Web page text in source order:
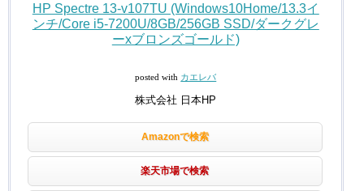
HP Spectre 13-v107TU (Windows10Home/13.3イ
ンチ/Core i5-7200U/8GB/256GB SSD/ダークグレ
ーxブロンズゴールド)
posted with カエレバ
株式会社 日本HP
Amazonで検索
楽天市場で検索